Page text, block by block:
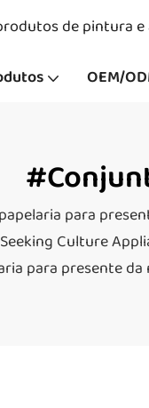
de pintura
OEM/
para
Culture
para presente